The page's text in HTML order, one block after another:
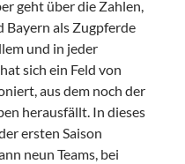
geht über die Zahlen,
als Zugpferde
und in jeder
sich ein Feld von
aus dem noch der
herausfällt. In dieses
ersten Saison
neun Teams, bei